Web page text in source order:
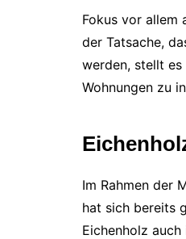
Fokus vor allem
der Tatsache,
werden, stellt
Wohnungen zu
Im Rahmen der
hat sich bereits
Eichenholz